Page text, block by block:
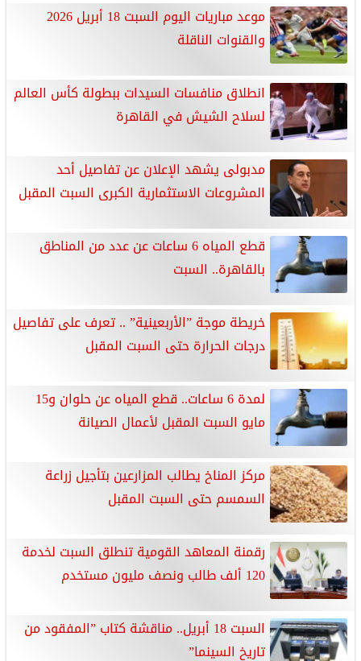
موعد مباريات اليوم السبت 18 أبريل 2026
والقنوات الناقلة
انطلاق منافسات السيدات ببطولة كأس العالم
لسلاح الشيش في القاهرة
مدبولى يشهد الإعلان عن تفاصيل أحد
المشروعات الاستثمارية الكبرى السبت المقبل
قطع المياه 6 ساعات عن عدد من المناطق
بالقاهرة.. السبت
خريطة موجة ”الأربعينية” .. تعرف على تفاصيل
درجات الحرارة حتى السبت المقبل
لمدة 6 ساعات.. قطع المياه عن حلوان و15
مايو السبت المقبل لأعمال الصيانة
مركز المناخ يطالب المزارعين بتأجيل زراعة
السمسم حتى السبت المقبل
رقمنة المعاهد القومية تنطلق السبت لخدمة
120 ألف طالب ونصف مليون مستخدم
السبت 18 أبريل.. مناقشة كتاب ”المفقود من
تاريخ السينما”